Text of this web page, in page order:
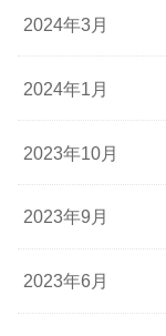
2024年3月
2024年1月
2023年10月
2023年9月
2023年6月